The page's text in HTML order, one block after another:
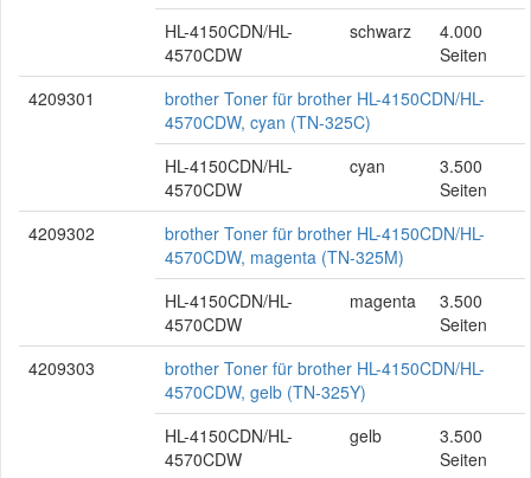
HL-4150CDN/HL-
4570CDW
schwarz
4.000
Seiten
4209301
brother Toner für brother HL-4150CDN/HL-
4570CDW, cyan (TN-325C)
HL-4150CDN/HL-
4570CDW
cyan
3.500
Seiten
4209302
brother Toner für brother HL-4150CDN/HL-
4570CDW, magenta (TN-325M)
HL-4150CDN/HL-
4570CDW
magenta
3.500
Seiten
4209303
brother Toner für brother HL-4150CDN/HL-
4570CDW, gelb (TN-325Y)
HL-4150CDN/HL-
4570CDW
gelb
3.500
Seiten